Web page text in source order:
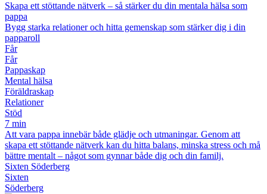
Skapa ett stöttande nätverk – så stärker du din mentala hälsa som
pappa
Bygg starka relationer och hitta gemenskap som stärker dig i din
papparoll
Får
Får
Pappaskap
Mental hälsa
Föräldraskap
Relationer
Stöd
7 min
Att vara pappa innebär både glädje och utmaningar. Genom att
skapa ett stöttande nätverk kan du hitta balans, minska stress och må
bättre mentalt – något som gynnar både dig och din familj.
Sixten Söderberg
Sixten
Söderberg